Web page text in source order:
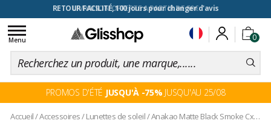
RETOUR FACILITÉ, 100 jours pour changer d'avis
0
Toggle
navigation
Menu
PROMOS D'ÉTÉ JUSQU'À -75% JUSQU'AU 25/08
Accueil/Accessoires/Lunettes de soleil/Anakao Matte Black Smoke Cx Polarized